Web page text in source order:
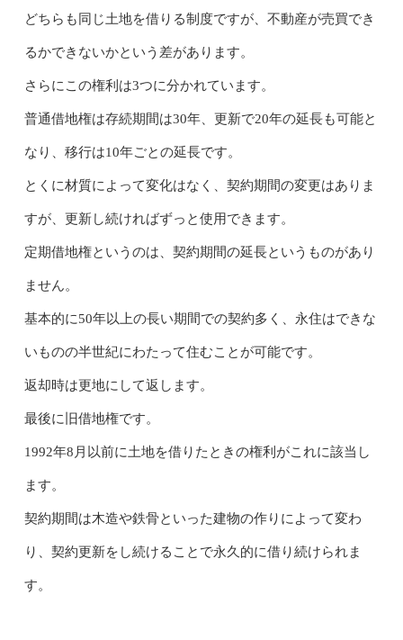
どちらも同じ土地を借りる制度ですが、不動産が売買でき
るかできないかという差があります。
さらにこの権利は3つに分かれています。
普通借地権は存続期間は30年、更新で20年の延長も可能と
なり、移行は10年ごとの延長です。
とくに材質によって変化はなく、契約期間の変更はありま
すが、更新し続ければずっと使用できます。
定期借地権というのは、契約期間の延長というものがあり
ません。
基本的に50年以上の長い期間での契約多く、永住はできな
いものの半世紀にわたって住むことが可能です。
返却時は更地にして返します。
最後に旧借地権です。
1992年8月以前に土地を借りたときの権利がこれに該当し
ます。
契約期間は木造や鉄骨といった建物の作りによって変わ
り、契約更新をし続けることで永久的に借り続けられま
す。